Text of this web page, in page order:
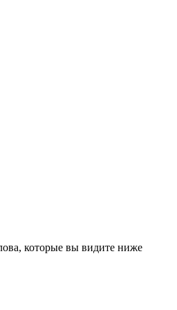
которые вы видите ниже